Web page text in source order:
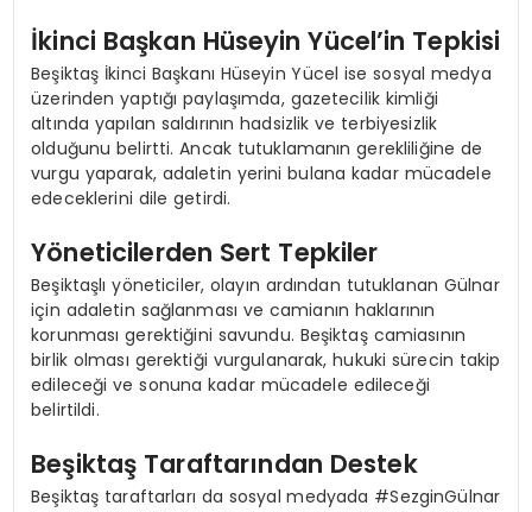
İkinci Başkan Hüseyin Yücel’in Tepkisi
Beşiktaş İkinci Başkanı Hüseyin Yücel ise sosyal medya
üzerinden yaptığı paylaşımda, gazetecilik kimliği
altında yapılan saldırının hadsizlik ve terbiyesizlik
olduğunu belirtti. Ancak tutuklamanın gerekliliğine de
vurgu yaparak, adaletin yerini bulana kadar mücadele
edeceklerini dile getirdi.
Yöneticilerden Sert Tepkiler
Beşiktaşlı yöneticiler, olayın ardından tutuklanan Gülnar
için adaletin sağlanması ve camianın haklarının
korunması gerektiğini savundu. Beşiktaş camiasının
birlik olması gerektiği vurgulanarak, hukuki sürecin takip
edileceği ve sonuna kadar mücadele edileceği
belirtildi.
Beşiktaş Taraftarından Destek
Beşiktaş taraftarları da sosyal medyada #SezginGülnar